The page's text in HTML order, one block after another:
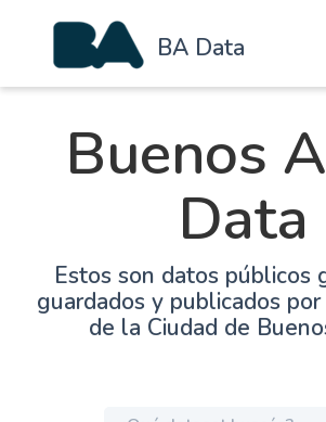
BA Data
Buenos
Data
Estos son datos públicos
guardados y publicados
de la Ciudad de